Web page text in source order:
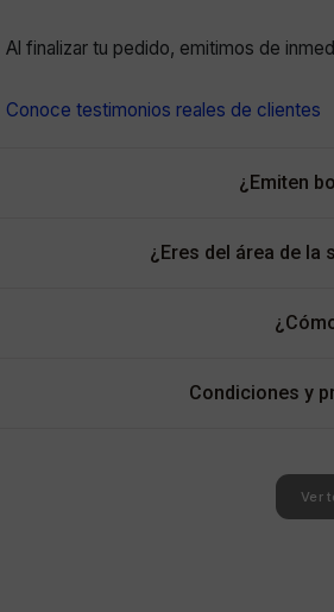
Al finalizar tu pedido, emitimos de
Conoce testimonios reales de clientes
¿Emiten
¿Eres del área de la
Condiciones y
Ver